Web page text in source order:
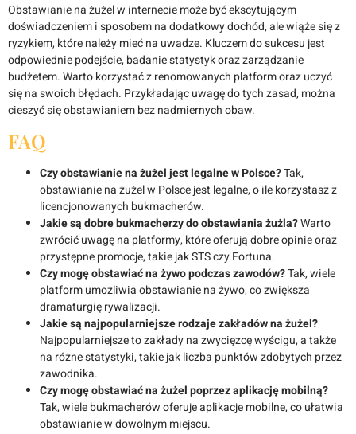
Obstawianie na żużel w internecie może być ekscytującym
doświadczeniem i sposobem na dodatkowy dochód, ale wiąże się z
ryzykiem, które należy mieć na uwadze. Kluczem do sukcesu jest
odpowiednie podejście, badanie statystyk oraz zarządzanie
budżetem. Warto korzystać z renomowanych platform oraz uczyć
się na swoich błędach. Przykładając uwagę do tych zasad, można
cieszyć się obstawianiem bez nadmiernych obaw.
FAQ
Czy obstawianie na żużel jest legalne w Polsce?Tak,
obstawianie na żużel w Polsce jest legalne, o ile korzystasz z
licencjonowanych bukmacherów.
Jakie są dobre bukmacherzy do obstawiania żużla?Warto
zwrócić uwagę na platformy, które oferują dobre opinie oraz
przystępne promocje, takie jak STS czy Fortuna.
Czy mogę obstawiać na żywo podczas zawodów?Tak, wiele
platform umożliwia obstawianie na żywo, co zwiększa
dramaturgię rywalizacji.
Jakie są najpopularniejsze rodzaje zakładów na żużel?
Najpopularniejsze to zakłady na zwycięzcę wyścigu, a także
na różne statystyki, takie jak liczba punktów zdobytych przez
zawodnika.
Czy mogę obstawiać na żużel poprzez aplikację mobilną?
Tak, wiele bukmacherów oferuje aplikacje mobilne, co ułatwia
obstawianie w dowolnym miejscu.